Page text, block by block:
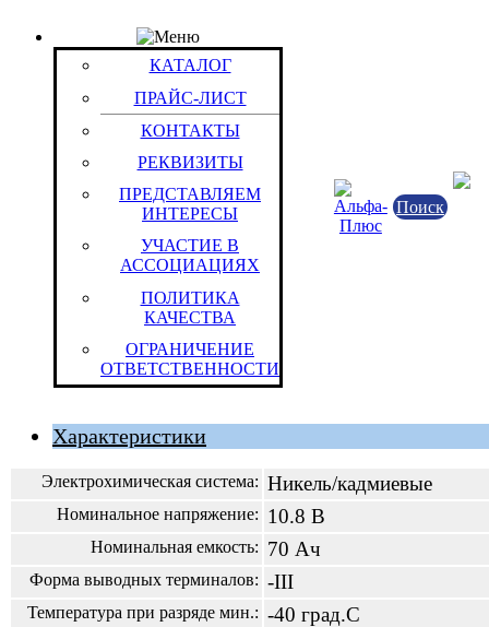
КАТАЛОГ
ПРАЙС-ЛИСТ
КОНТАКТЫ
РЕКВИЗИТЫ
ПРЕДСТАВЛЯЕМ
ИНТЕРЕСЫ
УЧАСТИЕ В
АССОЦИАЦИЯХ
ПОЛИТИКА
КАЧЕСТВА
ОГРАНИЧЕНИЕ
ОТВЕТСТВЕННОСТИ
Поиск
Товар: Батарея акк. 9НКЛБ-70 (без электролита)
Код товара: 1382
ООО «Завод автономных источников
Российская Федерация
Штука (ОКЕИ:796)
Характеристики
Электрохимическая система: Никель/кадмиевые
Номинальное напряжение: 10.8 В
Номинальная емкость: 70 Ач
Форма выводных терминалов: -III
Температура при разряде мин.: -40 град.С